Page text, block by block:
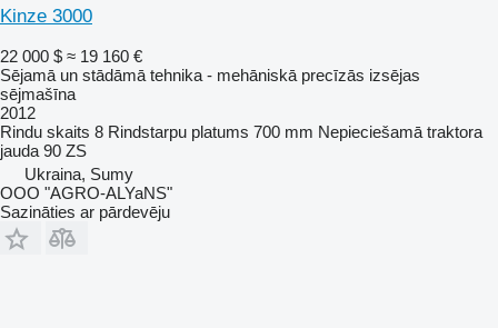
Kinze 3000
22 000 $ ≈ 19 160 €
Sējamā un stādāmā tehnika - mehāniskā precīzās izsējas
sējmašīna
2012
Rindu skaits 8 Rindstarpu platums 700 mm Nepieciešamā traktora
jauda 90 ZS
Ukraina, Sumy
OOO "AGRO-ALYaNS"
Sazināties ar pārdevēju